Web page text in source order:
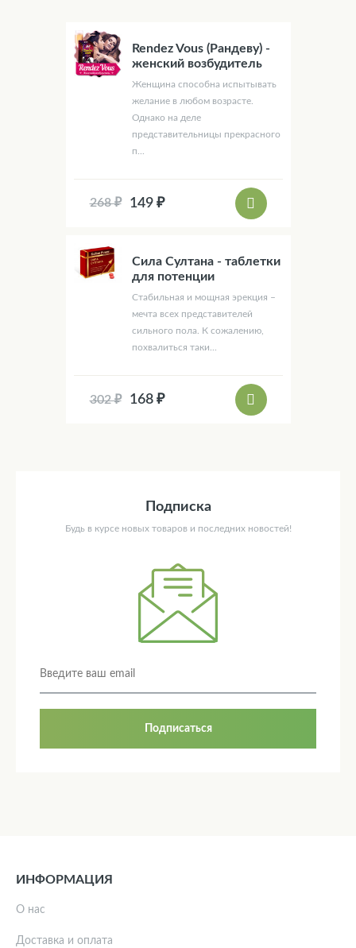
Rendez Vous (Рандеву) -
женский возбудитель
Женщина способна испытывать
желание в любом возрасте.
Однако на деле
представительницы прекрасного
п...
268 ₽ 149 ₽
Сила Султана - таблетки
для потенции
Стабильная и мощная эрекция –
мечта всех представителей
сильного пола. К сожалению,
похвалиться таки...
302 ₽ 168 ₽
Подписка
Будь в курсе новых товаров и последних новостей!
Подписаться
ИНФОРМАЦИЯ
О нас
Доставка и оплата